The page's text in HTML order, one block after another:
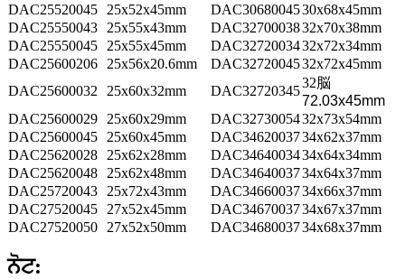
DAC25520045
25x52x45mm DAC3068004530x68x45mm
DAC25550043
25x55x43mm DAC3270003832x70x38mm
DAC25550045
25x55x45mm DAC3272003432x72x34mm
DAC25600206
25x56x20.6mm DAC3272004532x72x45mm
DAC25600032
25x60x32mm DAC32720345
32 脳
72.03x45mm
DAC25600029
25x60x29mm DAC3273005432x73x54mm
DAC25600045
25x60x45mm DAC3462003734x62x37mm
DAC25620028
25x62x28mm DAC3464003434x64x34mm
DAC25620048
25x62x48mm DAC3464003734x64x37mm
DAC25720043
25x72x43mm DAC3466003734x66x37mm
DAC27520045
27x52x45mm DAC3467003734x67x37mm
DAC27520050
27x52x50mm DAC3468003734x68x37mm
ਨੋਟ: